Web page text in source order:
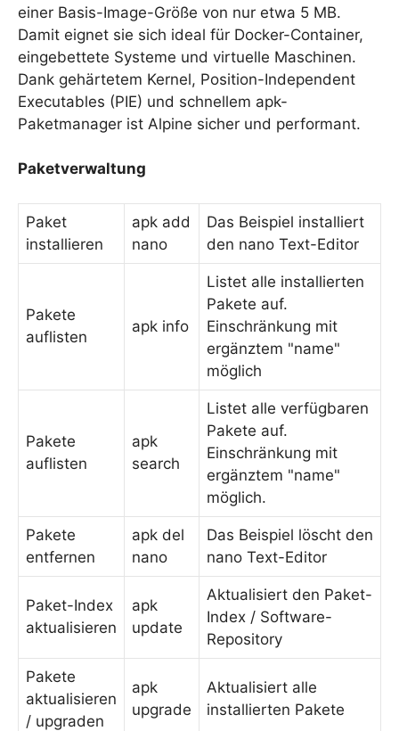
einer Basis-Image-Größe von nur etwa 5 MB.
Damit eignet sie sich ideal für Docker-Container,
eingebettete Systeme und virtuelle Maschinen.
Dank gehärtetem Kernel, Position-Independent
Executables (PIE) und schnellem apk-
Paketmanager ist Alpine sicher und performant.
Paketverwaltung
Paket
installieren
apk add
nano
Das Beispiel installiert
den nano Text-Editor
Pakete
auflisten
apk info
Listet alle installierten
Pakete auf.
Einschränkung mit
ergänztem "name"
möglich
Pakete
auflisten
apk
search
Listet alle verfügbaren
Pakete auf.
Einschränkung mit
ergänztem "name"
möglich.
Pakete
entfernen
apk del
nano
Das Beispiel löscht den
nano Text-Editor
Paket-Index
aktualisieren
apk
update
Aktualisiert den Paket-
Index / Software-
Repository
Pakete
aktualisieren
/ upgraden
apk
upgrade
Aktualisiert alle
installierten Pakete